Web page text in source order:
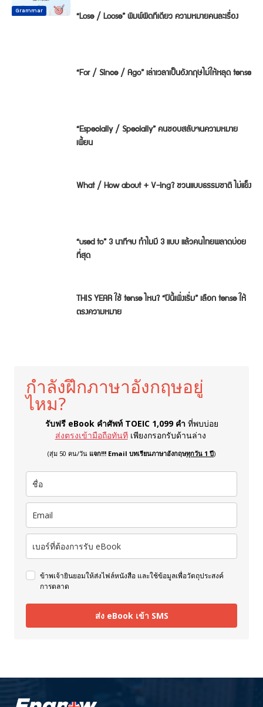
Common
Mistake
“Lose / Loose” พิมพ์ผิดทีเดียว ความหมายคนละเรื่อง
Common
Mistake
“For / Since / Ago” เล่าเวลาเป็นอังกฤษไม่ให้หลุด tense
Common
Mistake
“Especially / Specially” คนชอบสลับจนความหมาย
เพี้ยน
Conversation
What / How about + V-ing? ชวนแบบธรรมชาติ ไม่แข็ง
Grammar
“used to” 3 นาทีจบ ทำไมมี 3 แบบ แล้วคนไทยพลาดบ่อย
ที่สุด
Grammar
THIS YEAR ใช้ tense ไหน? “ปีนี้เพิ่งเริ่ม” เลือก tense ให้
ตรงความหมาย
กำลังฝึกภาษาอังกฤษอยู่
ไหม?
รับฟรี eBook คำศัพท์ TOEIC 1,099 คำ ที่พบบ่อย
ส่งตรงเข้ามือถือทันที เพียงกรอกรับด้านล่าง
(สุ่ม 50 คน/วัน แจก!!! Email บทเรียนภาษาอังกฤษทุกวัน 1 ปี)
ข้าพเจ้ายินยอมให้ส่งไฟล์หนังสือ และใช้ข้อมูลเพื่อวัตถุประสงค์
การตลาด
ส่ง eBook เข้า SMS